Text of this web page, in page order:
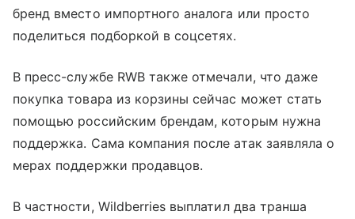
бренд вместо импортного аналога или просто
поделиться подборкой в соцсетях.
В пресс-службе RWB также отмечали, что даже
покупка товара из корзины сейчас может стать
помощью российским брендам, которым нужна
поддержка. Сама компания после атак заявляла о
мерах поддержки продавцов.
В частности, Wildberries выплатил два транша